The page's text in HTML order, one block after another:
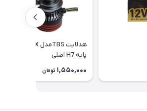
هدلایت TBSمدل M8 PRO MAX
پایه H7 اصلی
1,550,000 تومان